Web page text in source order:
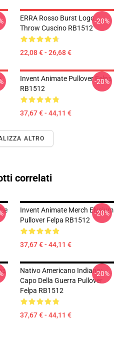
ERRA Rosso Burst Logo
Throw Cuscino RB1512
22,08 € - 26,68 €
-20%
Invent Animate Pullover Felpa
RB1512
37,67 € - 44,11 €
-20%
ALTRO
correlati
Invent Animate Merch Elysium
Pullover Felpa RB1512
37,67 € - 44,11 €
-20%
Nativo Americano Indiano:
Capo Della Guerra Pullover
Felpa RB1512
37,67 € - 44,11 €
-20%